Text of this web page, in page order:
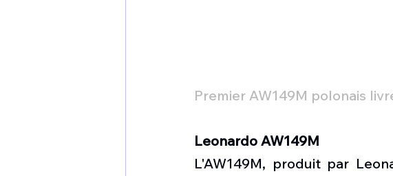
Premier AW149M polonais
Leonardo AW149M
L'AW149M, produit par